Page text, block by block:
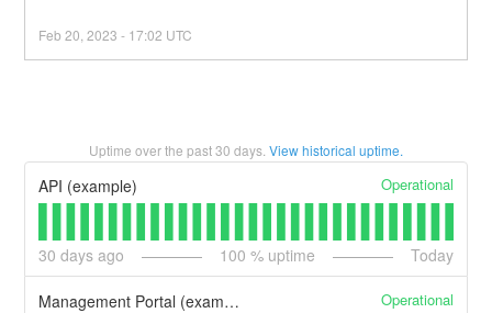
Feb20 ,2023 - 17:02 UTC
Uptime over the past30 days. View historical uptime.
API (example) Operational
30 days ago 100 % uptime Today
Management Portal (example) Operational